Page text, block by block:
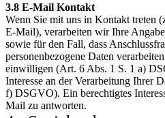
3.8 E-Mail Kontakt
Wenn Sie mit uns in Kontakt treten
E-Mail), verarbeiten wir Ihre
sowie für den Fall, dass
personenbezogene Daten
einwilligen (Art. 6 Abs. 1 S. 1 a)
Interesse an der Verarbeitung Ihrer
f) DSGVO). Ein berechtigtes
Mail zu antworten.